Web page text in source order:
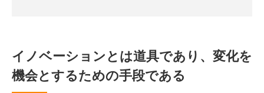
イノベーションとは道具であり、変化を
機会とするための手段である